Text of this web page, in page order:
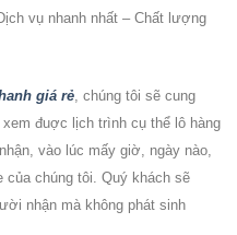
vụ nhanh nhất – Chất lượng
giá rẻ , chúng tôi sẽ cung
đuợc lịch trình cụ thể lô hàng
vào lúc mấy giờ, ngày nào,
của chúng tôi. Quý khách sẽ
nhận mà không phát sinh